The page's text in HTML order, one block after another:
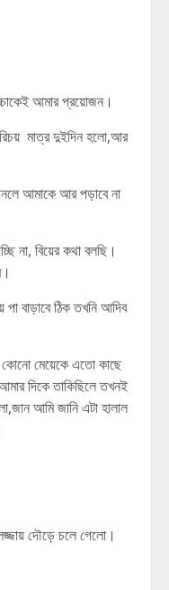
আমার প্রয়োজন।
মাত্র দুইদিন হলো,আর
আমাকে আর পড়াবে না
না, বিয়ের কথা বলছি।
পা বাড়াবে ঠিক তখনি আদিব
কোনো মেয়েকে এতো কাছে
দিকে তাকিছিলে তখনই
আমি জানি এটা হালাল
দৌড়ে চলে গেলো।